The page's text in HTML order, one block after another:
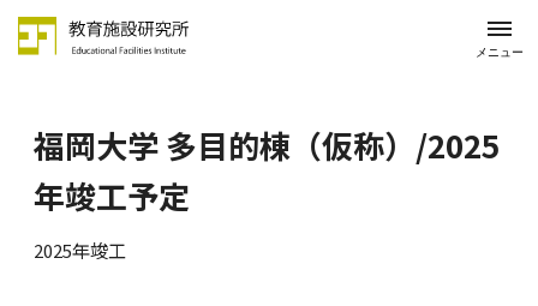
メニュー
福岡大学 多目的棟（仮称）/2025
年竣工予定
2025年竣工